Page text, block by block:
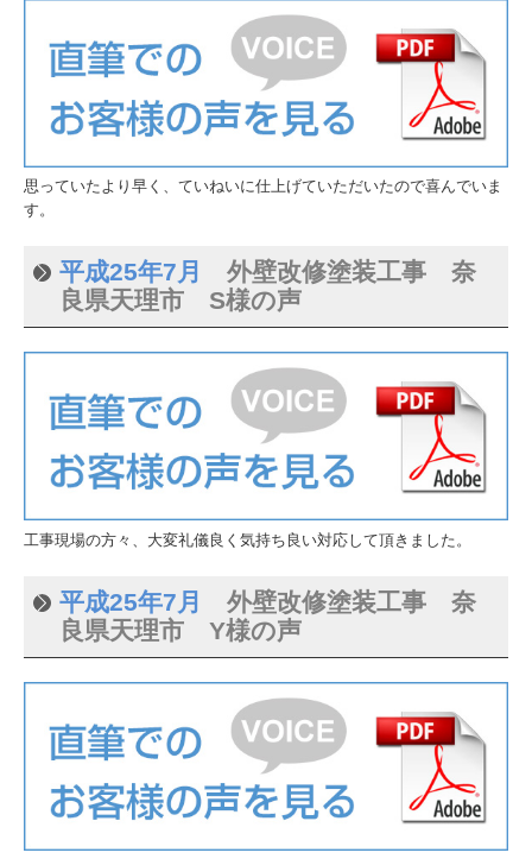
思っていたより早く、ていねいに仕上げていただいたので喜んでいま
す。
平成25年7月 外壁改修塗装工事 奈
良県天理市 S様の声
工事現場の方々、大変礼儀良く気持ち良い対応して頂きました。
平成25年7月 外壁改修塗装工事 奈
良県天理市 Y様の声